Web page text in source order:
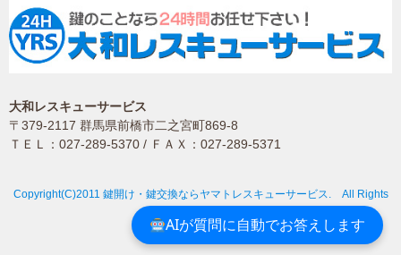
大和レスキューサービス
〒379-2117 群馬県前橋市二之宮町869-8
ＴＥＬ：027-289-5370 / ＦＡＸ：027-289-5371
Copyright(C)2011 鍵開け・鍵交換ならヤマトレスキューサービス. All Rights
AIが質問に自動でお答えします